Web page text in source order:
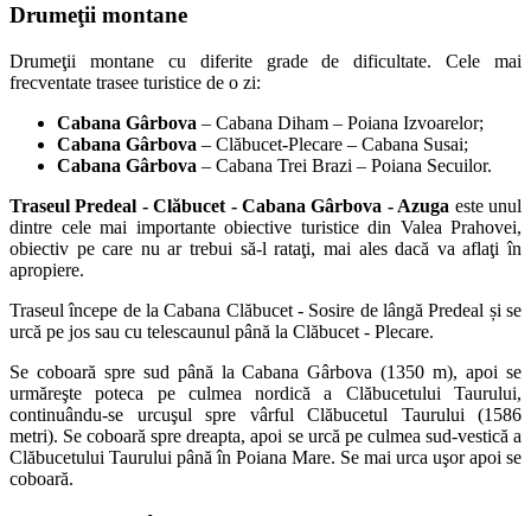
Drumeţii montane
Drumeţii montane cu diferite grade de dificultate. Cele mai
frecventate trasee turistice de o zi:
Cabana Gârbova – Cabana Diham – Poiana Izvoarelor;
Cabana Gârbova – Clăbucet-Plecare – Cabana Susai;
Cabana Gârbova – Cabana Trei Brazi – Poiana Secuilor.
Traseul Predeal - Clăbucet - Cabana Gârbova - Azuga este unul
dintre cele mai importante obiective turistice din Valea Prahovei,
obiectiv pe care nu ar trebui să-l rataţi, mai ales dacă va aflaţi în
apropiere.
Traseul începe de la Cabana Clăbucet - Sosire de lângă Predeal și se
urcă pe jos sau cu telescaunul până la Clăbucet - Plecare.
Se coboară spre sud până la Cabana Gârbova (1350 m), apoi se
urmăreşte poteca pe culmea nordică a Clăbucetului Taurului,
continuându-se urcuşul spre vârful Clăbucetul Taurului (1586
metri). Se coboară spre dreapta, apoi se urcă pe culmea sud-vestică a
Clăbucetului Taurului până în Poiana Mare. Se mai urca uşor apoi se
coboară.